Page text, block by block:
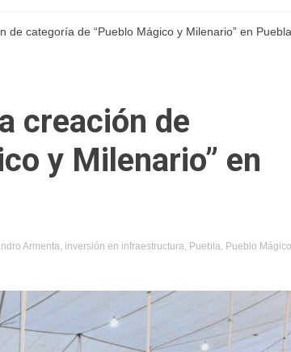
de categoría de “Pueblo Mágico y Milenario” en Puebla
creación de
y Milenario” en
Armenta, inversión en infraestructura, Puebla, Pueblo Mágico